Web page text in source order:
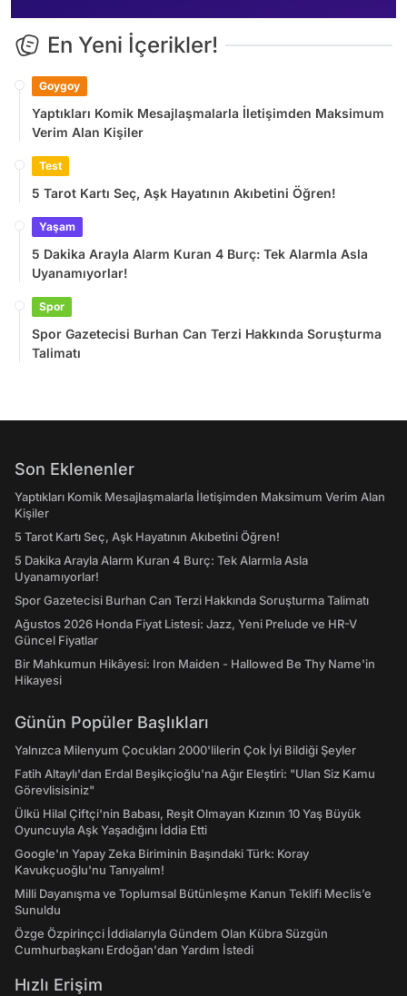
En Yeni İçerikler!
Goygoy
Yaptıkları Komik Mesajlaşmalarla İletişimden Maksimum
Verim Alan Kişiler
Test
5 Tarot Kartı Seç, Aşk Hayatının Akıbetini Öğren!
Yaşam
5 Dakika Arayla Alarm Kuran 4 Burç: Tek Alarmla Asla
Uyanamıyorlar!
Spor
Spor Gazetecisi Burhan Can Terzi Hakkında Soruşturma
Talimatı
Son Eklenenler
Yaptıkları Komik Mesajlaşmalarla İletişimden Maksimum Verim Alan
Kişiler
5 Tarot Kartı Seç, Aşk Hayatının Akıbetini Öğren!
5 Dakika Arayla Alarm Kuran 4 Burç: Tek Alarmla Asla
Uyanamıyorlar!
Spor Gazetecisi Burhan Can Terzi Hakkında Soruşturma Talimatı
Ağustos 2026 Honda Fiyat Listesi: Jazz, Yeni Prelude ve HR-V
Güncel Fiyatlar
Bir Mahkumun Hikâyesi: Iron Maiden - Hallowed Be Thy Name'in
Hikayesi
Günün Popüler Başlıkları
Yalnızca Milenyum Çocukları 2000'lilerin Çok İyi Bildiği Şeyler
Fatih Altaylı'dan Erdal Beşikçioğlu'na Ağır Eleştiri: "Ulan Siz Kamu
Görevlisisiniz"
Ülkü Hilal Çiftçi'nin Babası, Reşit Olmayan Kızının 10 Yaş Büyük
Oyuncuyla Aşk Yaşadığını İddia Etti
Google'ın Yapay Zeka Biriminin Başındaki Türk: Koray
Kavukçuoğlu'nu Tanıyalım!
Milli Dayanışma ve Toplumsal Bütünleşme Kanun Teklifi Meclis’e
Sunuldu
Özge Özpirinçci İddialarıyla Gündem Olan Kübra Süzgün
Cumhurbaşkanı Erdoğan'dan Yardım İstedi
Hızlı Erişim